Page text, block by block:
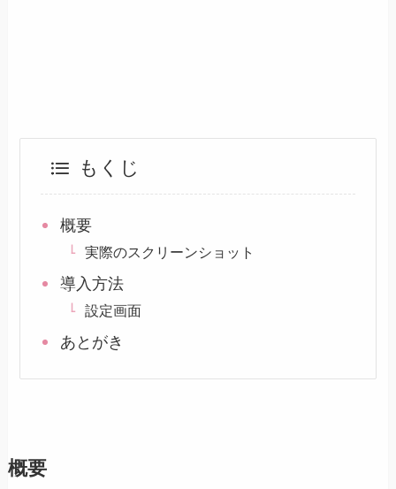
もくじ
概要
実際のスクリーンショット
導入方法
設定画面
あとがき
概要